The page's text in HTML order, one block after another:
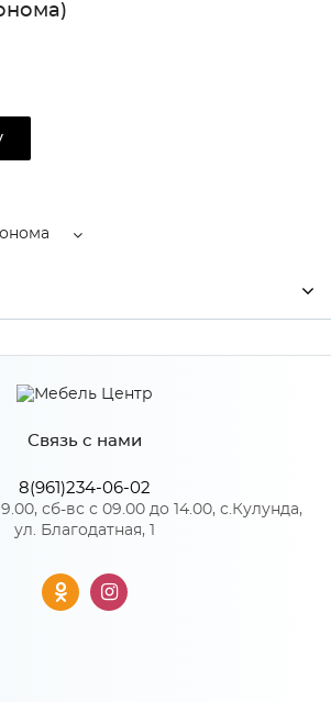
МиФ
Дуб сонома/Дуб сонома
ЛДСП
Связь с нами
8(961)234-06-02
сб-вс с 09.00 до 14.00, с.Кулунда,
ул. Благодатная, 1